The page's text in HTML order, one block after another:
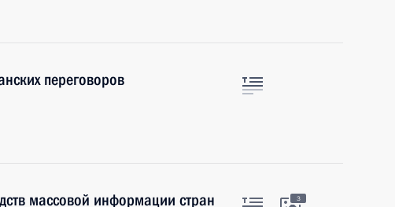
переговоров
массовой информации стран
3